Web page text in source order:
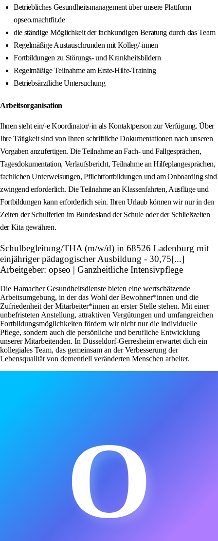
Betriebliches Gesundheitsmanagement über unsere Plattform
opseo.machtfit.de
die ständige Möglichkeit der fachkundigen Beratung durch das Team
Regelmäßige Austauschrunden mit Kolleg/-innen
Fortbildungen zu Störungs- und Krankheitsbildern
Regelmäßige Teilnahme am Erste-Hilfe-Training
Betriebsärztliche Untersuchung
Arbeitsorganisation
Ihnen steht ein/-e Koordinator/-in als Kontaktperson zur Verfügung. Über
Ihre Tätigkeit sind von Ihnen schriftliche Dokumentationen nach unseren
Vorgaben anzufertigen. Die Teilnahme an Fach- und Fallgesprächen,
Tagesdokumentation, Verlaufsbericht, Teilnahme an Hilfeplangesprächen,
fachlichen Unterweisungen, Pflichtfortbildungen und am Onboarding sind
zwingend erforderlich. Die Teilnahme an Klassenfahrten, Ausflüge und
Fortbildungen kann erforderlich sein. Ihren Urlaub können wir nur in den
Zeiten der Schulferien im Bundesland der Schule oder der Schließzeiten
der Kita gewähren.
Schulbegleitung/THA (m/w/d) in 68526 Ladenburg mit
einjähriger pädagogischer Ausbildung - 30,75[...]
Arbeitgeber: opseo | Ganzheitliche Intensivpflege
Die Hamacher Gesundheitsdienste bieten eine wertschätzende
Arbeitsumgebung, in der das Wohl der Bewohner*innen und die
Zufriedenheit der Mitarbeiter*innen an erster Stelle stehen. Mit einer
unbefristeten Anstellung, attraktiven Vergütungen und umfangreichen
Fortbildungsmöglichkeiten fördern wir nicht nur die individuelle
Pflege, sondern auch die persönliche und berufliche Entwicklung
unserer Mitarbeitenden. In Düsseldorf-Gerresheim erwartet dich ein
kollegiales Team, das gemeinsam an der Verbesserung der
Lebensqualität von dementiell veränderten Menschen arbeitet.
O